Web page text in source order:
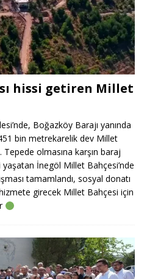
hissi getiren Millet
Boğazköy Barajı yanında
bin metrekarelik dev Millet
Tepede olmasına karşın baraj
yaşatan İnegöl Millet Bahçesi’nde
tamamlandı, sosyal donatı
hizmete girecek Millet Bahçesi için